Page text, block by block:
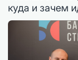
куда и зачем